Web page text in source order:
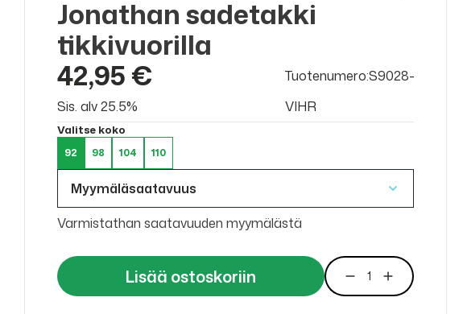
Jonathan sadetakki
tikkivuorilla
42,95 €
Sis. alv 25.5%
Tuotenumero:S9028-
VIHR
Valitse koko
92 98 104 110
Myymäläsaatavuus
Varmistathan saatavuuden myymälästä
Lisää ostoskoriin